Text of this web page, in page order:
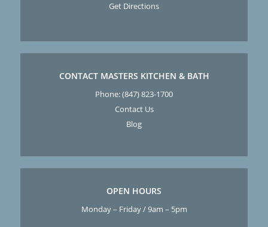
Get Directions
CONTACT MASTERS KITCHEN & BATH
Phone:(847) 823-1700
Contact Us
Blog
OPEN HOURS
Monday – Friday / 9am – 5pm